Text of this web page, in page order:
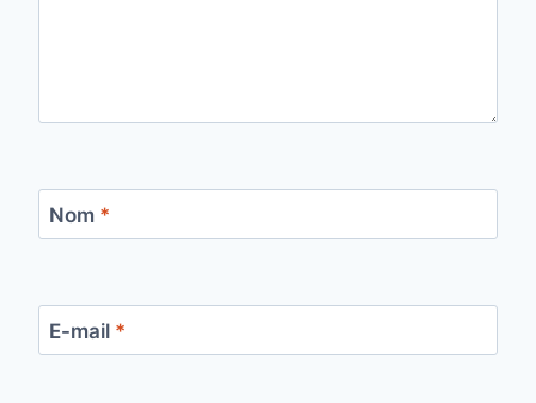
Nom *
E-mail *